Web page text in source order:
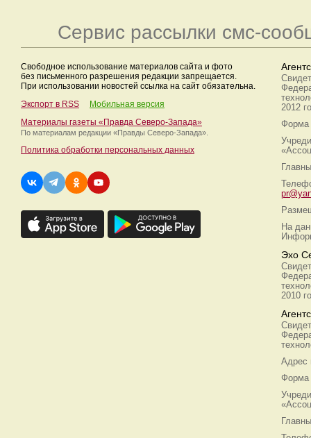
Сервис рассылки смс-
Свободное использование материалов сайта и фото
без письменного разрешения редакции запрещается.
При использовании новостей ссылка на сайт обязательна.
Экспорт в RSS
Мобильная версия
Материалы газеты «Правда Северо-Запада»
По материалам редакции «Правды Северо-Запада».
Политика обработки персональных данных
2012
Форма
На
Эхо
2010
Адрес
Форма